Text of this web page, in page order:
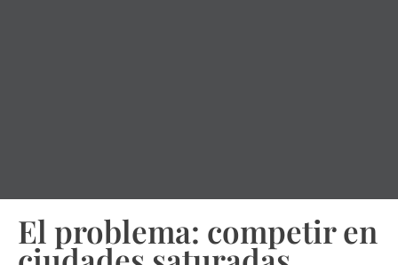
El problema: competir en